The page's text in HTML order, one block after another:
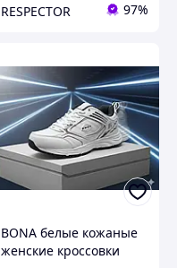
RESPECTOR 97%
BONA белые кожаные
женские кроссовки